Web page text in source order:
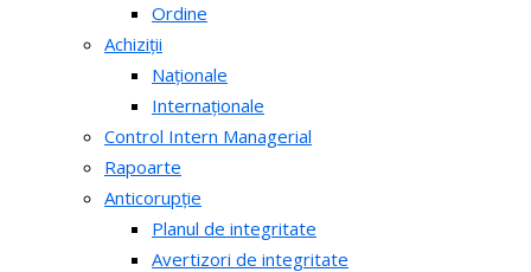
Ordine
Achiziții
Naționale
Internaționale
Control Intern Managerial
Rapoarte
Anticorupție
Planul de integritate
Avertizori de integritate